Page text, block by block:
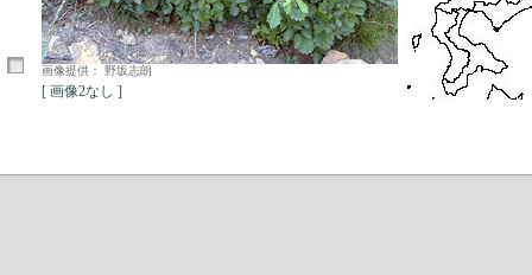
画像提供： 野坂志朗
[ 画像2なし ]